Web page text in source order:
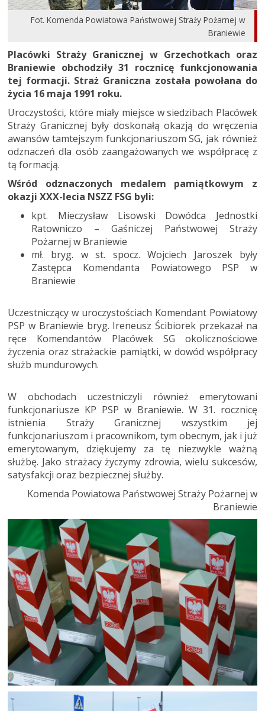
Fot. Komenda Powiatowa Państwowej Straży Pożarnej w
Braniewie
Placówki Straży Granicznej w Grzechotkach oraz
Braniewie obchodziły 31 rocznicę funkcjonowania
tej formacji. Straż Graniczna została powołana do
życia 16 maja 1991 roku.
Uroczystości, które miały miejsce w siedzibach Placówek
Straży Granicznej były doskonałą okazją do wręczenia
awansów tamtejszym funkcjonariuszom SG, jak również
odznaczeń dla osób zaangażowanych we współpracę z
tą formacją.
Wśród odznaczonych medalem pamiątkowym z
okazji XXX-lecia NSZZ FSG byli:
kpt. Mieczysław Lisowski Dowódca Jednostki
Ratowniczo – Gaśniczej Państwowej Straży
Pożarnej w Braniewie
mł. bryg. w st. spocz. Wojciech Jaroszek były
Zastępca Komendanta Powiatowego PSP w
Braniewie
Uczestniczący w uroczystościach Komendant Powiatowy
PSP w Braniewie bryg. Ireneusz Ścibiorek przekazał na
ręce Komendantów Placówek SG okolicznościowe
życzenia oraz strażackie pamiątki, w dowód współpracy
służb mundurowych.
W obchodach uczestniczyli również emerytowani
funkcjonariusze KP PSP w Braniewie. W 31. rocznicę
istnienia Straży Granicznej wszystkim jej
funkcjonariuszom i pracownikom, tym obecnym, jak i już
emerytowanym, dziękujemy za tę niezwykle ważną
służbę. Jako strażacy życzymy zdrowia, wielu sukcesów,
satysfakcji oraz bezpiecznej służby.
Komenda Powiatowa Państwowej Straży Pożarnej w
Braniewie